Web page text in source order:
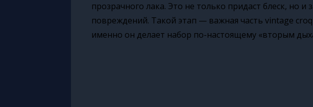
прозрачного лака. Это не только придаст блеск, но
повреждений. Такой этап — важная часть vintage
именно он делает набор по-настоящему «вторым